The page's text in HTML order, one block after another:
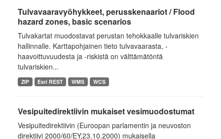
Tulvavaaravyöhykkeet, perusskenaariot / Flood
hazard zones, basic scenarios
Tulvakartat muodostavat perustan tehokkaalle tulvariskien
hallinnalle. Karttapohjainen tieto tulvavaarasta, -
haavoittuvuudesta ja -riskistä on välttämätöntä
tulvariskien...
ZIP Esri REST WMS WCS
Vesipuitedirektiivin mukaiset vesimuodostumat
Vesipuitedirektiivin (Euroopan parlamentin ja neuvoston
direktiivi 2000/60/EY,23.10.2000) mukaisella